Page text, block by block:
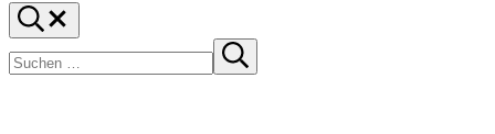
f1rstlife
Und
was
denkst
du?
Suchen
…
Suche
starten